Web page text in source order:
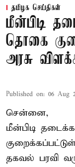
தமிழக செய்திகள்
மீன்பிடி
தொகை
அரசு
Published on: 06 Aug
சென்னை,
மீன்பிடி
தகவல் பரவி